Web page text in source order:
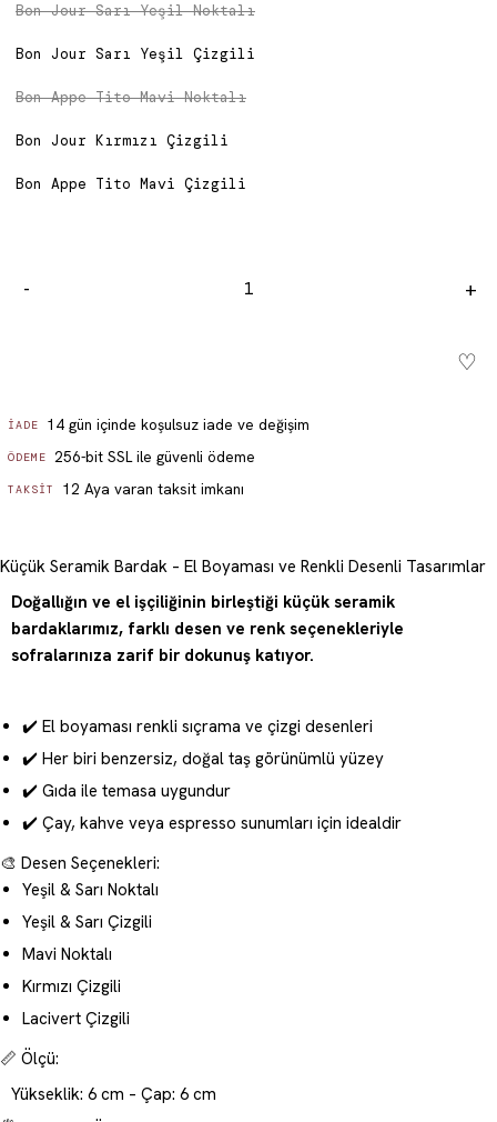
Bon Jour Sarı Yeşil Noktalı
Bon Jour Sarı Yeşil Çizgili
Bon Appe Tito Mavi Noktalı
Bon Jour Kırmızı Çizgili
Bon Appe Tito Mavi Çizgili
- +
♡
İADE 14 gün içinde koşulsuz iade ve değişim
ÖDEME 256-bit SSL ile güvenli ödeme
TAKSIT 12 Aya varan taksit imkanı
Küçük Seramik Bardak – El Boyaması ve Renkli Desenli Tasarımlar
Doğallığın ve el işçiliğinin birleştiği küçük seramik
bardaklarımız, farklı desen ve renk seçenekleriyle
sofralarınıza zarif bir dokunuş katıyor.
✔️ El boyaması renkli sıçrama ve çizgi desenleri
✔️ Her biri benzersiz, doğal taş görünümlü yüzey
✔️ Gıda ile temasa uygundur
✔️ Çay, kahve veya espresso sunumları için idealdir
🎨 Desen Seçenekleri:
Yeşil & Sarı Noktalı
Yeşil & Sarı Çizgili
Mavi Noktalı
Kırmızı Çizgili
Lacivert Çizgili
📏 Ölçü:
Yükseklik: 6 cm – Çap: 6 cm